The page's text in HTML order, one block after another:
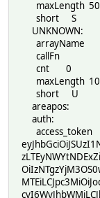
maxLength 50
short S
UNKNOWN:
arrayName
callFn
cnt 0
maxLength
short U
areapos:
auth:
access_token